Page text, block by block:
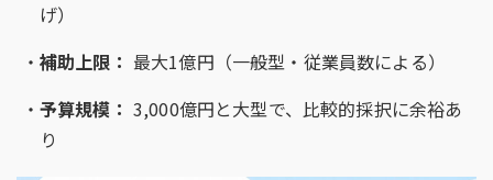
げ）
補助上限： 最大1億円（一般型・従業員数による）
予算規模： 3,000億円と大型で、比較的採択に余裕あ
り